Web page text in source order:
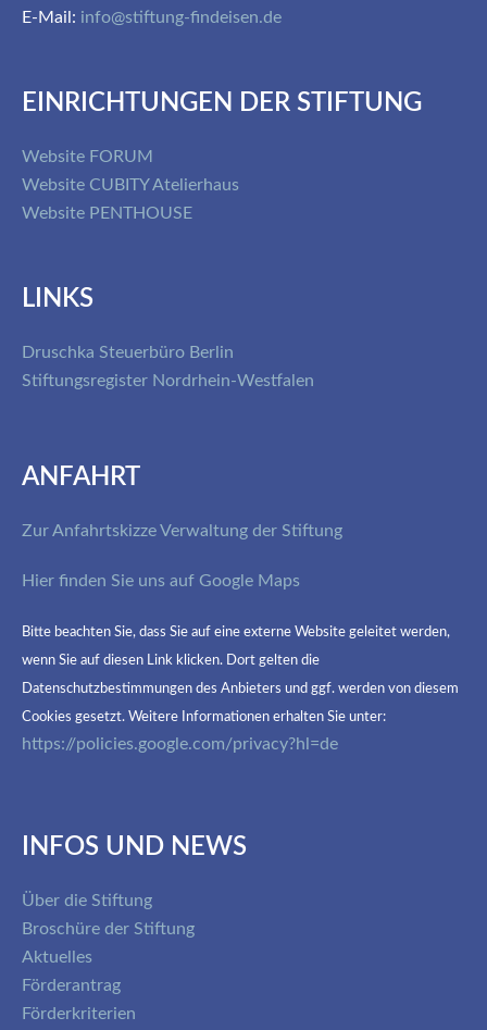
E-Mail: info@stiftung-findeisen.de
EINRICHTUNGEN DER STIFTUNG
Website FORUM
Website CUBITY Atelierhaus
Website PENTHOUSE
LINKS
Druschka Steuerbüro Berlin
Stiftungsregister Nordrhein-Westfalen
ANFAHRT
Zur Anfahrtskizze Verwaltung der Stiftung
Hier finden Sie uns auf Google Maps
Bitte beachten Sie, dass Sie auf eine externe Website geleitet werden,
wenn Sie auf diesen Link klicken. Dort gelten die
Datenschutzbestimmungen des Anbieters und ggf. werden von diesem
Cookies gesetzt. Weitere Informationen erhalten Sie unter:
https://policies.google.com/privacy?hl=de
INFOS UND NEWS
Über die Stiftung
Broschüre der Stiftung
Aktuelles
Förderantrag
Förderkriterien